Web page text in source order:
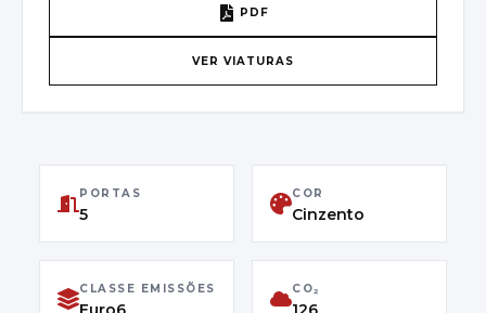
ZAREAEBX1L7641282
CLASSE DE EMISSÕES
Euro6
PDF
VER VIATURAS
PORTAS
5
COR
Cinzento
CLASSE EMISSÕES CO₂